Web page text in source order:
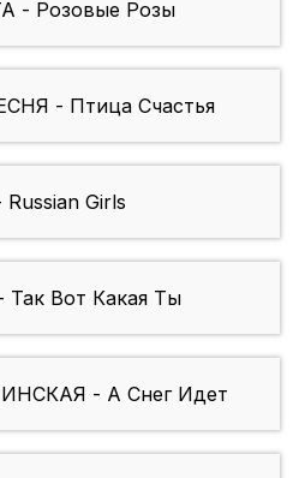
- Розовые Розы
- Птица Счастья
Girls
Вот Какая Ты
- А Снег Идет